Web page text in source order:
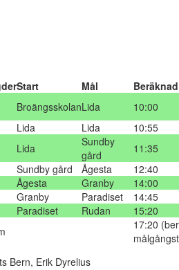
Start Mål
BroängsskolanLida 10:00
Lida Lida 10:55
Lida
Sundby
gård
11:35
Sundby gård Ågesta 12:40
Ågesta Granby 14:00
Granby Paradiset 14:45
Paradiset Rudan 15:20
17:20
Bern, Erik Dyrelius